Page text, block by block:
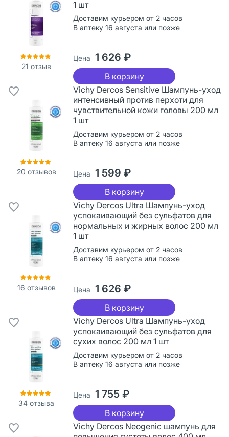
21 отзыв
1 шт
Доставим курьером от 2 часов
В аптеку 16 августа или позже
Цена 1 626 ₽
В корзину
20 отзывов
Vichy Dercos Sensitive Шампунь-уход
интенсивный против перхоти для
чувствительной кожи головы 200 мл
1 шт
Доставим курьером от 2 часов
В аптеку 16 августа или позже
Цена 1 599 ₽
В корзину
16 отзывов
Vichy Dercos Ultra Шампунь-уход
успокаивающий без сульфатов для
нормальных и жирных волос 200 мл
1 шт
Доставим курьером от 2 часов
В аптеку 16 августа или позже
Цена 1 626 ₽
В корзину
34 отзыва
Vichy Dercos Ultra Шампунь-уход
успокаивающий без сульфатов для
сухих волос 200 мл 1 шт
Доставим курьером от 2 часов
В аптеку 16 августа или позже
Цена 1 755 ₽
В корзину
Vichy Dercos Neogenic шампунь для